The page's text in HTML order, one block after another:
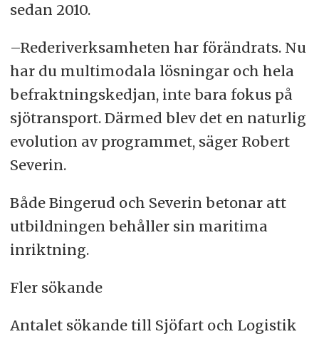
sedan 2010.
–Rederiverksamheten har förändrats. Nu
har du multimodala lösningar och hela
befraktningskedjan, inte bara fokus på
sjötransport. Därmed blev det en naturlig
evolution av programmet, säger Robert
Severin.
Både Bingerud och Severin betonar att
utbildningen behåller sin maritima
inriktning.
Fler sökande
Antalet sökande till Sjöfart och Logistik